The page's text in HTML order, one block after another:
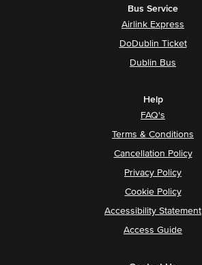
Bus Service
Airlink Express
DoDublin Ticket
Dublin Bus
Help
FAQ's
Terms & Conditions
Cancellation Policy
Privacy Policy
Cookie Policy
Accessibility Statement
Access Guide